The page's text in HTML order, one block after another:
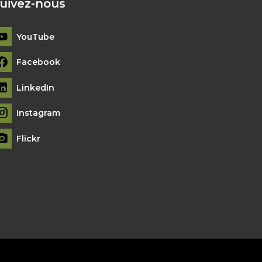
nous
YouTube
Facebook
LinkedIn
Instagram
Flickr